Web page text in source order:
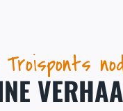
Troisponts